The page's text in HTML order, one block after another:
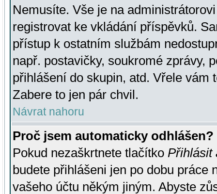
Nemusíte. Vše je na
registrovat ke vkládání příspěvků.
přístup k ostatním službám
např. postavičky, soukromé zprávy,
přihlášení do skupin, atd. Vřele vám
Zabere to jen pár chvil.
Návrat nahoru
Proč jsem automaticky odhlášen?
Pokud nezaškrtnete tlačítko Přihlásit
budete přihlášeni jen po dobu práce
vašeho účtu někým jiným. Abyste